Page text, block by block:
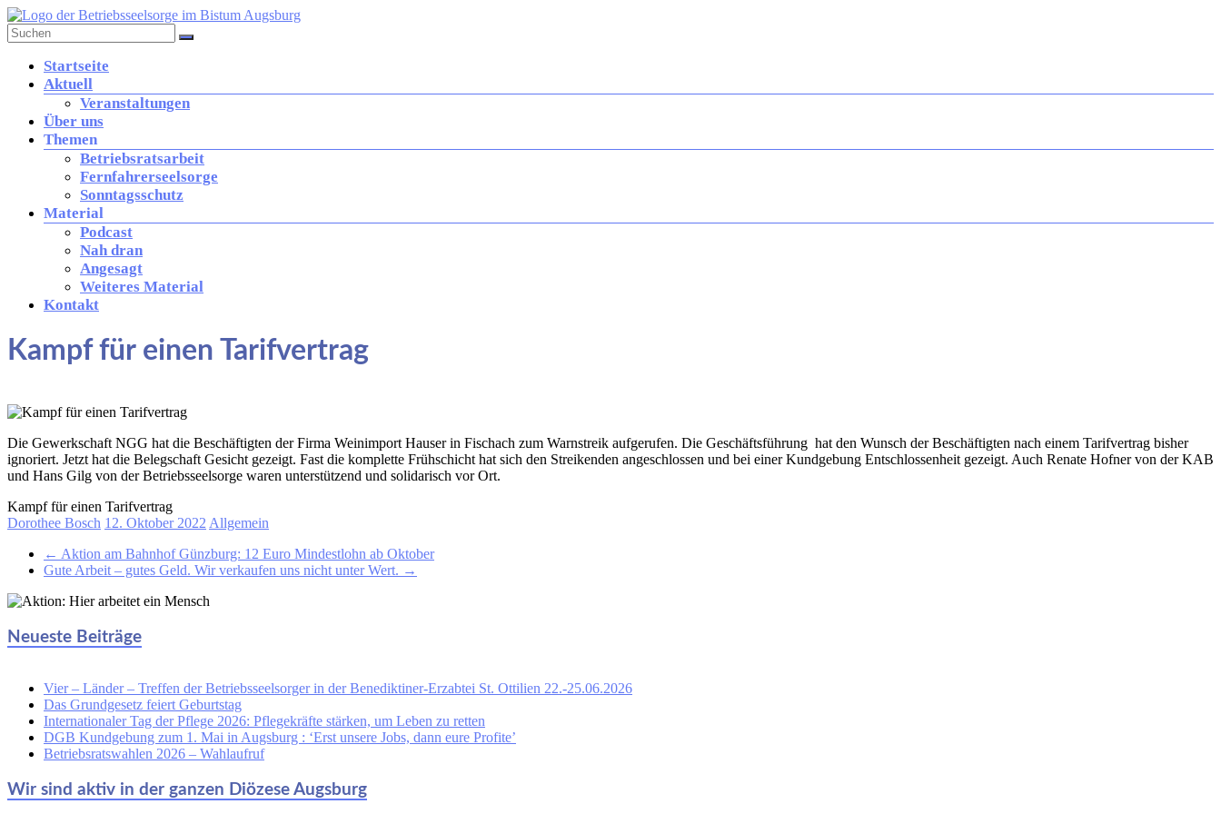
Zum
Inhalt
springen
der
Diözese
Augsburg
Kirche
Arbeitswelt
Menü
Startseite
Aktuell
Veranstaltungen
Über uns
Themen
Betriebsratsarbeit
Fernfahrerseelsorge
Sonntagsschutz
Material
Podcast
Nah dran
Angesagt
Weiteres Material
Kontakt
Kampf für einen Tarifvertrag
Die Gewerkschaft NGG hat die Beschäftigten der Firma Weinimport Hauser in Fischach zum Warnstreik aufgerufen. Die Geschäftsführung hat den Wunsch der Beschäftigten nach einem Tarifvertrag bisher
ignoriert. Jetzt hat die Belegschaft Gesicht gezeigt. Fast die komplette Frühschicht hat sich den Streikenden angeschlossen und bei einer Kundgebung Entschlossenheit gezeigt. Auch Renate Hofner von der KAB
und Hans Gilg von der Betriebsseelsorge waren unterstützend und solidarisch vor Ort.
Kampf für einen Tarifvertrag
Dorothee Bosch 12. Oktober 2022 Allgemein
← Aktion am Bahnhof Günzburg: 12 Euro Mindestlohn ab Oktober
Gute Arbeit – gutes Geld. Wir verkaufen uns nicht unter Wert. →
Neueste Beiträge
Vier – Länder – Treffen der Betriebsseelsorger in der Benediktiner-Erzabtei St. Ottilien 22.-25.06.2026
Das Grundgesetz feiert Geburtstag
Internationaler Tag der Pflege 2026: Pflegekräfte stärken, um Leben zu retten
DGB Kundgebung zum 1. Mai in Augsburg : ‘Erst unsere Jobs, dann eure Profite’
Betriebsratswahlen 2026 – Wahlaufruf
Wir sind aktiv in der ganzen Diözese Augsburg